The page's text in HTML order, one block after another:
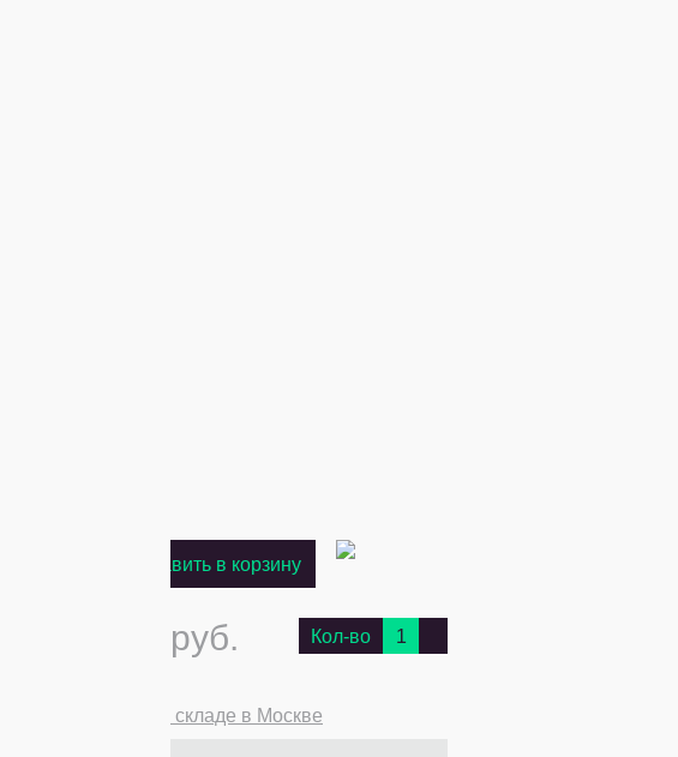
Добавить в корзину
11 340 руб. Кол-во 1
на складе в Москве